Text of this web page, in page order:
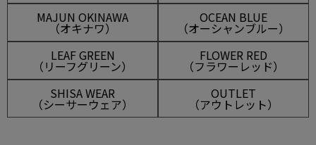
MAJUN OKINAWA
（オキナワ）
OCEAN BLUE
（オーシャンブルー）
LEAF GREEN
（リーフグリーン）
FLOWER RED
（フラワーレッド）
SHISA WEAR
（シーサーウェア）
OUTLET
（アウトレット）